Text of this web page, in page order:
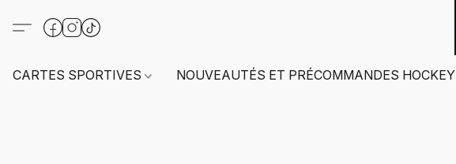
CARTES SPORTIVES NOUVEAUTÉS ET PRÉCOMMANDES HOCKEY